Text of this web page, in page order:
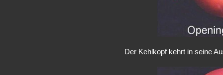
Der Kehlkopf kehrt in seine